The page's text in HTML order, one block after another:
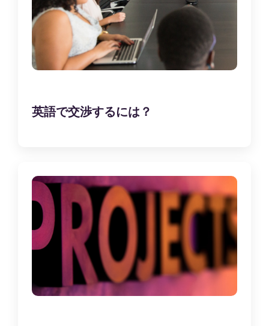
英語で交渉するには？